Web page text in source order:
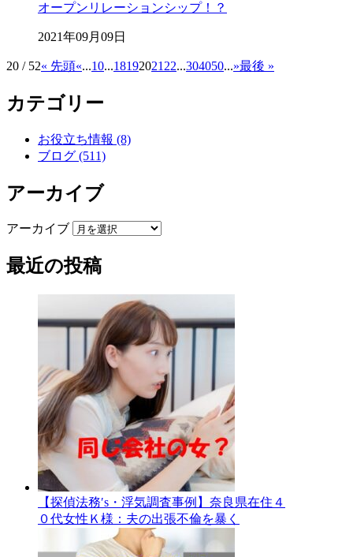
オープンリレーションシップ！？
2021年09月09日
20 / 52« 先頭«...10...18192021 22...304050...»最後 »
カテゴリー
お役立ち情報 (8)
ブログ (511)
アーカイブ
アーカイブ
最近の投稿
【探偵法務′s・浮気調査事例】奈良県在住４
０代女性Ｋ様：夫の出張不倫を暴く